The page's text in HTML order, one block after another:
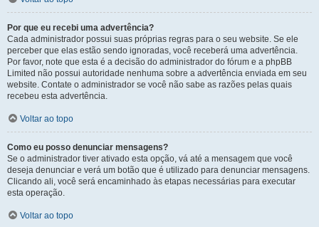
Por que eu recebi uma advertência?
Cada administrador possui suas próprias regras para o seu website. Se ele
perceber que elas estão sendo ignoradas, você receberá uma advertência.
Por favor, note que esta é a decisão do administrador do fórum e a phpBB
Limited não possui autoridade nenhuma sobre a advertência enviada em seu
website. Contate o administrador se você não sabe as razões pelas quais
recebeu esta advertência.
Voltar ao topo
Como eu posso denunciar mensagens?
Se o administrador tiver ativado esta opção, vá até a mensagem que você
deseja denunciar e verá um botão que é utilizado para denunciar mensagens.
Clicando ali, você será encaminhado às etapas necessárias para executar
esta operação.
Voltar ao topo